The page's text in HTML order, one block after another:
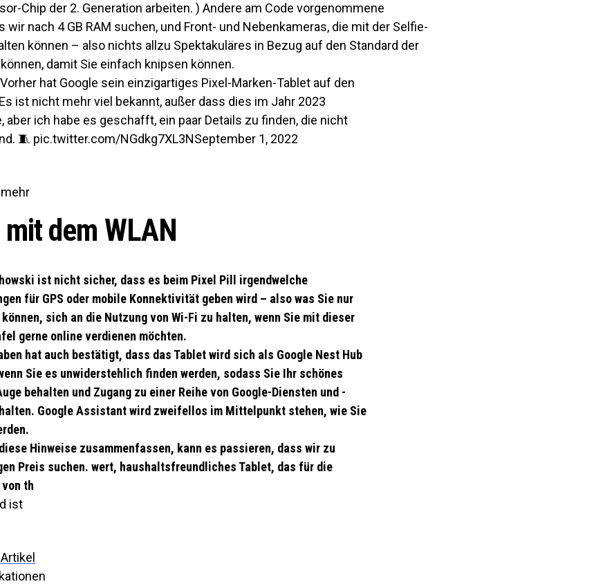
Chip der 2. Generation arbeiten. ) Andere am Code vorgenommene
nach 4 GB RAM suchen, und Front- und Nebenkameras, die mit der Selfie-
können – also nichts allzu Spektakuläres in Bezug auf den Standard der
damit Sie einfach knipsen können.
hat Google sein einzigartiges Pixel-Marken-Tablet auf den
ist nicht mehr viel bekannt, außer dass dies im Jahr 2023
aber ich habe es geschafft, ein paar Details zu finden, die nicht
🧵 pic.twitter.com/NGdkg7XL3NSeptember 1, 2022
dem WLAN
ist nicht sicher, dass es beim Pixel Pill irgendwelche
für GPS oder mobile Konnektivität geben wird – also was Sie nur
sich an die Nutzung von Wi-Fi zu halten, wenn Sie mit dieser
gerne online verdienen möchten.
hat auch bestätigt, dass das Tablet wird sich als Google Nest Hub
Sie es unwiderstehlich finden werden, sodass Sie Ihr schönes
behalten und Zugang zu einer Reihe von Google-Diensten und -
Google Assistant wird zweifellos im Mittelpunkt stehen, wie Sie
Hinweise zusammenfassen, kann es passieren, dass wir zu
Preis suchen. wert, haushaltsfreundliches Tablet, das für die
th
ist